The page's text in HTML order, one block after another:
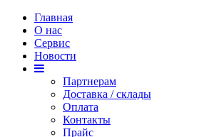
Главная
О нас
Сервис
Новости
Партнерам
Доставка / склады
Оплата
Контакты
Прайс